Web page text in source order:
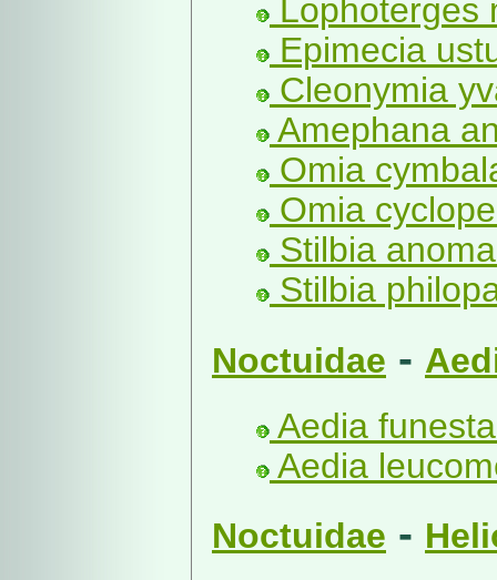
Lophoterges
Epimecia
Cleonymia
Amephana
Omia
Omia
Stilbia
Stilbia
Noctuidae -
Aedia
Aedia
Noctuidae -